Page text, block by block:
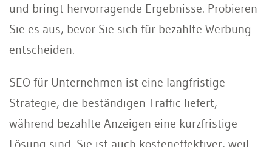
und bringt hervorragende Ergebnisse. Probieren
Sie es aus, bevor Sie sich für bezahlte Werbung
entscheiden.
SEO für Unternehmen ist eine langfristige
Strategie, die beständigen Traffic liefert,
während bezahlte Anzeigen eine kurzfristige
Lösung sind. Sie ist auch kosteneffektiver, weil